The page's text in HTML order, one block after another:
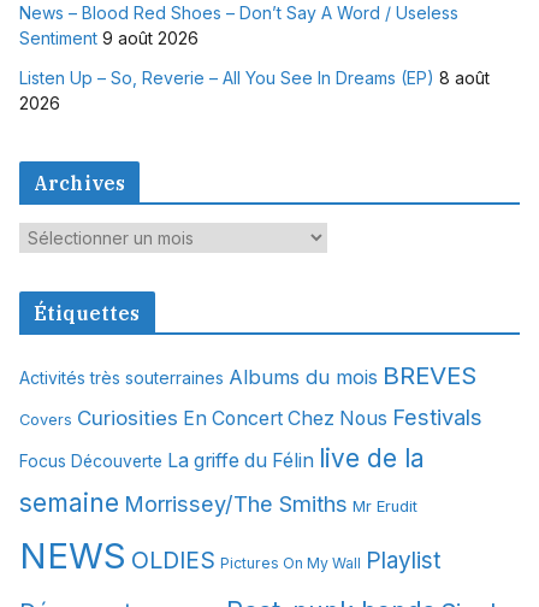
News – Blood Red Shoes – Don’t Say A Word / Useless
Sentiment 9 août 2026
Listen Up – So, Reverie – All You See In Dreams (EP) 8 août
2026
Archives
A
c
v
e
Étiquettes
Activités très souterraines Albums du mois BREVES
Covers Curiosities En Concert Chez Nous Festivals
Focus Découverte La griffe du Félin live de la
semaine Morrissey/The Smiths Mr Erudit
NEWS OLDIES Pictures On My Wall Playlist